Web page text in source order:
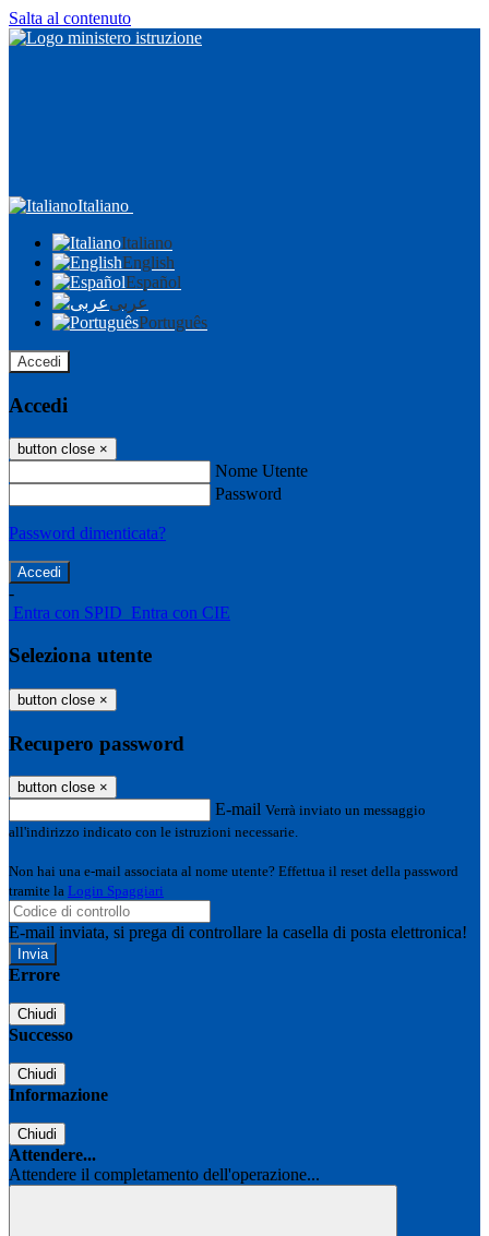
Salta al contenuto
Italiano
Italiano
English
Español
عربى
Português
Accedi
Accedi
button close ×
Nome Utente
Password
Password dimenticata?
-
Entra con SPID Entra con CIE
Seleziona utente
button close ×
Recupero password
button close ×
E-mail Verrà inviato un messaggio
all'indirizzo indicato con le istruzioni necessarie.
Non hai una e-mail associata al nome utente? Effettua il reset della password
tramite la Login Spaggiari
E-mail inviata, si prega di controllare la casella di posta elettronica!
Errore
Chiudi
Successo
Chiudi
Informazione
Chiudi
Attendere...
Attendere il completamento dell'operazione...